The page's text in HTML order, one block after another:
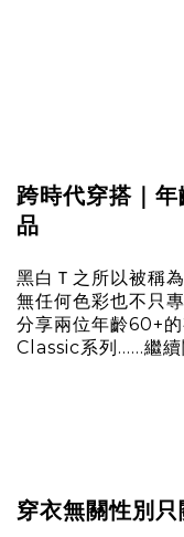
跨時代穿搭｜
品
黑白Ｔ之所以被稱
無任何色彩也不只
分享兩位年齡60+
Classic系列......繼
穿衣無關性別只